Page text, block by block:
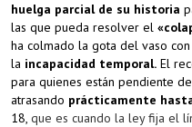
huelga parcial de su historia
las que pueda resolver el
ha colmado la gota del vaso
la incapacidad temporal. El
para quienes están pendiente
atrasando prácticamente
18, que es cuando la ley fija el